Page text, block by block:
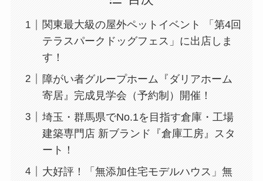
関東最大級の屋外ペットイベント 「第4回
テラスパークドッグフェス」に出店しま
す！
障がい者グループホーム『ダリアホーム
寄居』完成見学会（予約制）開催！
埼玉・群馬県でNo.1を目指す倉庫・工場
建築専門店 新ブランド『倉庫工房』スタ
ート！
大好評！「無添加住宅モデルハウス」無